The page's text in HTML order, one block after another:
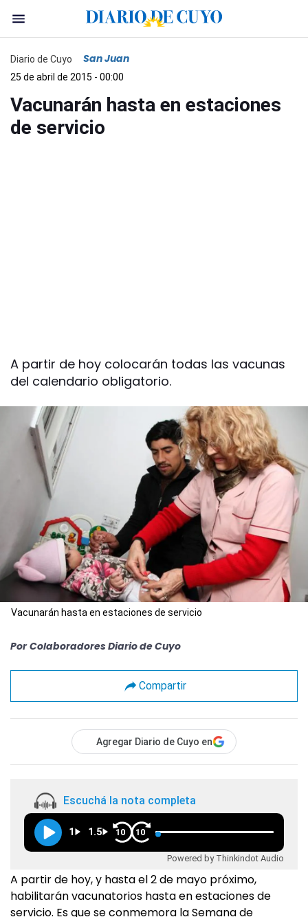
Diario de Cuyo San Juan
25 de abril de 2015 - 00:00
Vacunarán hasta en estaciones
de servicio
A partir de hoy colocarán todas las vacunas
del calendario obligatorio.
Vacunarán hasta en estaciones de servicio
Por Colaboradores Diario de Cuyo
Compartir
Agregar Diario de Cuyo en
Escuchá la nota completa
1 1.5 10 10
Powered by Thinkindot Audio
A partir de hoy, y hasta el 2 de mayo próximo,
habilitarán vacunatorios hasta en estaciones de
servicio. Es que se conmemora la Semana de